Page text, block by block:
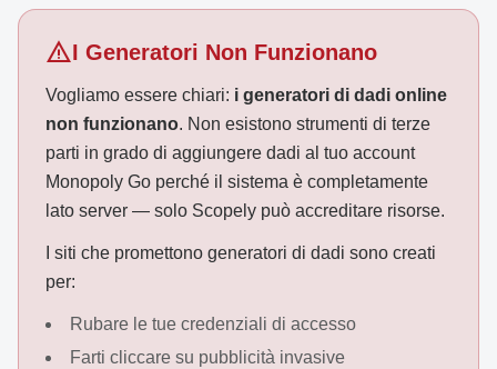
warningI Generatori Non Funzionano
Vogliamo essere chiari: i generatori di dadi online
non funzionano. Non esistono strumenti di terze
parti in grado di aggiungere dadi al tuo account
Monopoly Go perché il sistema è completamente
lato server — solo Scopely può accreditare risorse.
I siti che promettono generatori di dadi sono creati
per:
Rubare le tue credenziali di accesso
Farti cliccare su pubblicità invasive